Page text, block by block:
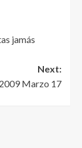
jamás
Next:
Marzo 17